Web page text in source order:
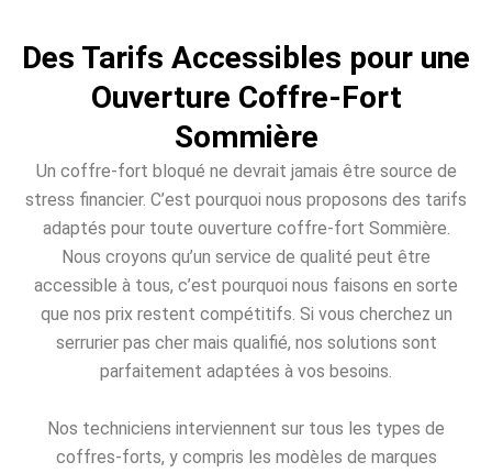
Des Tarifs Accessibles pour une
Ouverture Coffre-Fort
Sommière
Un coffre-fort bloqué ne devrait jamais être source de
stress financier. C’est pourquoi nous proposons des tarifs
adaptés pour toute ouverture coffre-fort Sommière.
Nous croyons qu’un service de qualité peut être
accessible à tous, c’est pourquoi nous faisons en sorte
que nos prix restent compétitifs. Si vous cherchez un
serrurier pas cher mais qualifié, nos solutions sont
parfaitement adaptées à vos besoins.
Nos techniciens interviennent sur tous les types de
coffres-forts, y compris les modèles de marques